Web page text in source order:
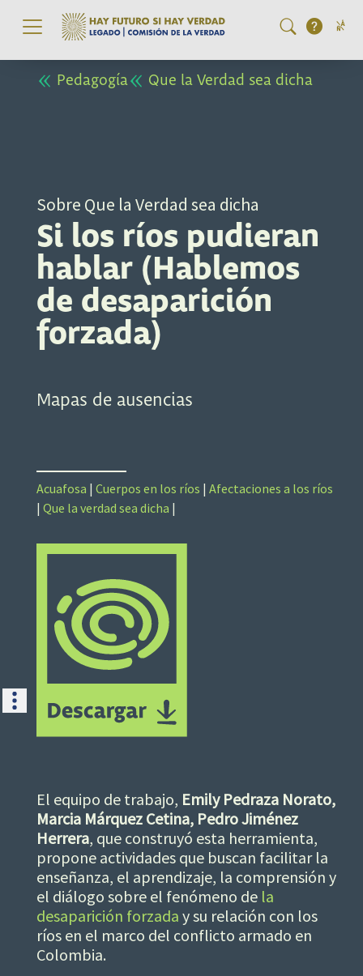
Pedagogía Que la Verdad sea dicha
Sobre Que la Verdad sea dicha
Si los ríos pudieran
hablar (Hablemos
de desaparición
forzada)
Mapas de ausencias
Acuafosa | Cuerpos en los ríos | Afectaciones a los ríos
| Que la verdad sea dicha |
El equipo de trabajo, Emily Pedraza Norato,
Marcia Márquez Cetina, Pedro Jiménez
Herrera, que construyó esta herramienta,
propone actividades que buscan facilitar la
enseñanza, el aprendizaje, la comprensión y
el diálogo sobre el fenómeno de la
desaparición forzada y su relación con los
ríos en el marco del conflicto armado en
Colombia.